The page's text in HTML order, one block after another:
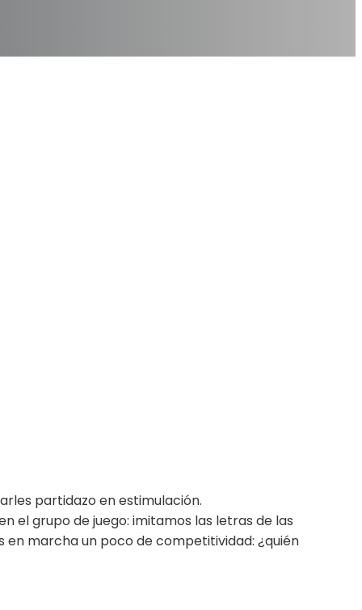
partidazo en estimulación.
el grupo de juego: imitamos las letras de las
marcha un poco de competitividad: ¿quién